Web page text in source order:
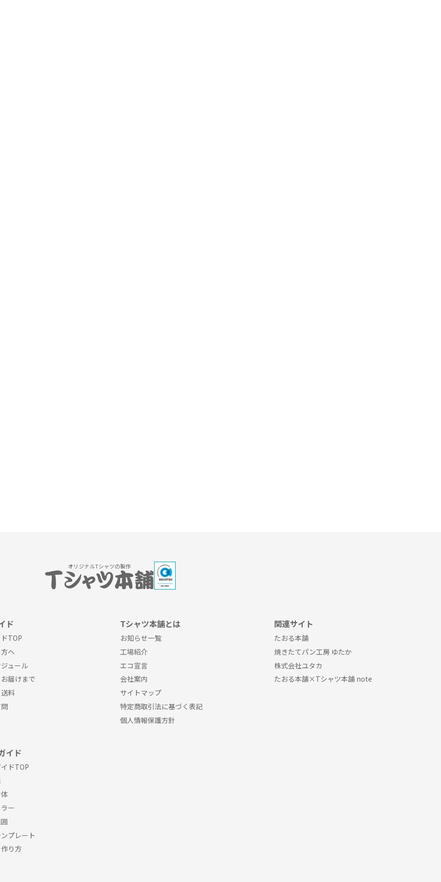
オリジナルTシャツの製作
ド
TOP
へ
ュール
届けまで
料
イド
ドTOP
ー
プレート
り方
Tシャツ本舗とは
お知らせ一覧
工場紹介
エコ宣言
会社案内
サイトマップ
特定商取引法に基づく表記
個人情報保護方針
関連サイト
たおる本舗
焼きたてパン工房 ゆたか
株式会社ユタカ
たおる本舗×Tシャツ本舗 note